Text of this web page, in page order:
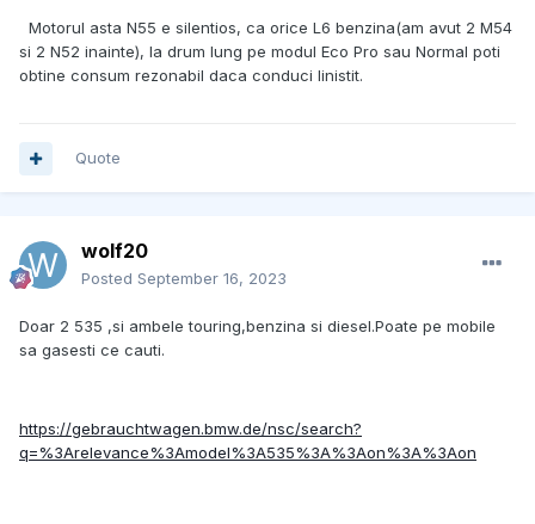
Motorul asta N55 e silentios, ca orice L6 benzina(am avut 2 M54
si 2 N52 inainte), la drum lung pe modul Eco Pro sau Normal poti
obtine consum rezonabil daca conduci linistit.
Quote
wolf20
Posted September 16, 2023
Doar 2 535 ,si ambele touring,benzina si diesel.Poate pe mobile
sa gasesti ce cauti.
https://gebrauchtwagen.bmw.de/nsc/search?
q=%3Arelevance%3Amodel%3A535%3A%3Aon%3A%3Aon